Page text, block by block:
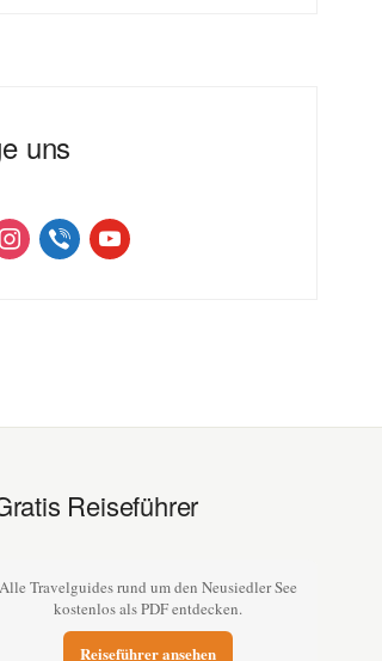
uns
viber youtube
Reiseführer
Alle Travelguides rund um den Neusiedler See
kostenlos als PDF entdecken.
Reiseführer ansehen